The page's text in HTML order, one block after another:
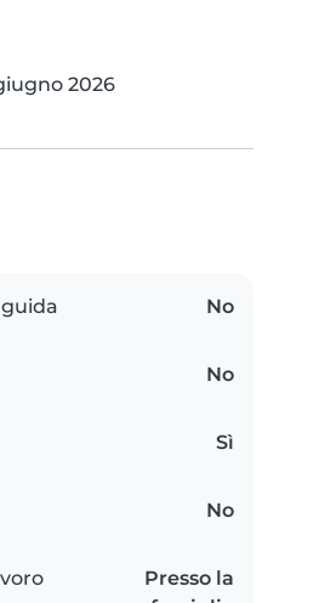
2026
No
No
Sì
No
Presso la